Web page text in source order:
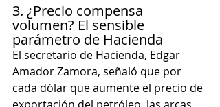
3. ¿Precio compensa
volumen? El sensible
parámetro de Hacienda
El secretario de Hacienda, Edgar
Amador Zamora, señaló que por
cada dólar que aumente el precio de